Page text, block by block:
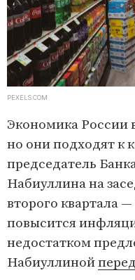
PEXELS.COM
Экономика России
но они подходят к
председатель
Набиуллина на
второго квартала
повысится
недостатком
Набиуллиной